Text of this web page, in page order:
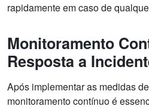
rapidamente em caso de
Monitoramento
Resposta a
Após implementar as medidas
monitoramento contínuo é